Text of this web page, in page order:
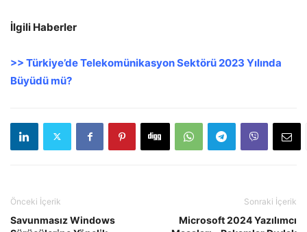
İlgili Haberler
>> Türkiye’de Telekomünikasyon Sektörü 2023 Yılında
Büyüdü mü?
Önceki İçerik
Savunmasız Windows
Sonraki İçerik
Microsoft 2024 Yazılımcı